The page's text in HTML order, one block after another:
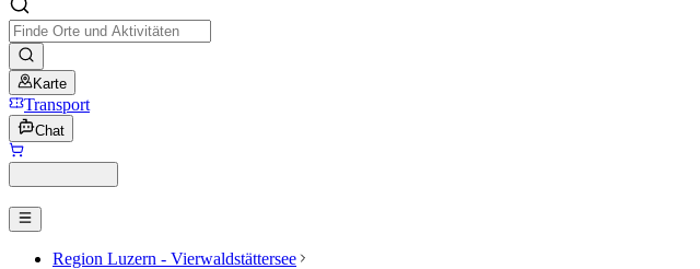
Karte
Transport
Chat
Region Luzern - Vierwaldstättersee